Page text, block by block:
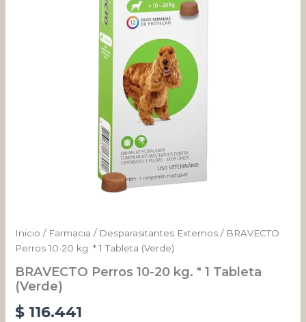
Inicio / Farmacia / Desparasitantes Externos / BRAVECTO
Perros 10-20 kg. * 1 Tableta (Verde)
BRAVECTO Perros 10-20 kg. * 1 Tableta
(Verde)
$ 116.441